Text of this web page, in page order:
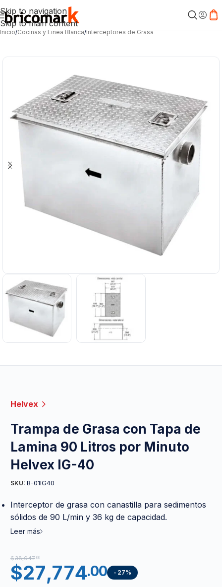
Skip to navigation
Skip to main content
Inicio/Cocinas y Línea Blanca/Interceptores de Grasa
Helvex
Trampa de Grasa con Tapa de
Lamina 90 Litros por Minuto
Helvex IG-40
SKU: B-01IG40
Interceptor de grasa con canastilla para sedimentos
sólidos de 90 L/min y 36 kg de capacidad.
Leer más
$38,047.00
$27,774.00 -27%